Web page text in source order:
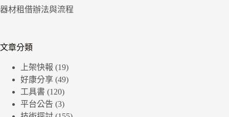
器材租借辦法與流程
文章分類
上架快報 (19)
好康分享 (49)
工具書 (120)
平台公告 (3)